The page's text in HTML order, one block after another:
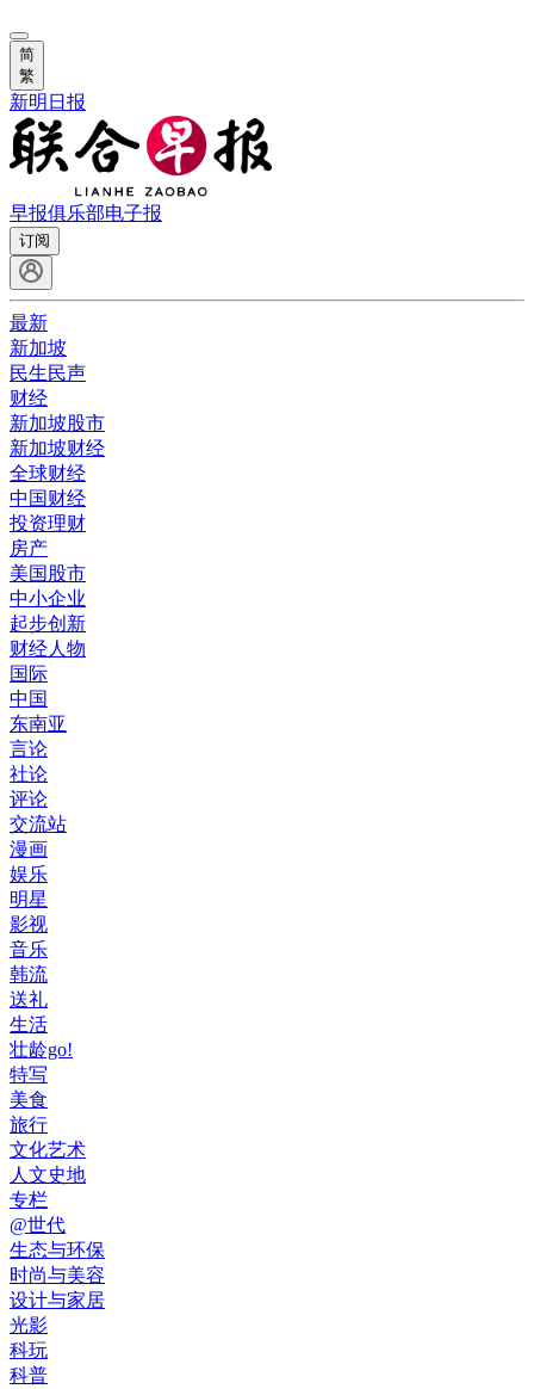
简
繁
新明日报
早报俱乐部电子报
订阅
最新
新加坡
民生民声
财经
新加坡股市
新加坡财经
全球财经
中国财经
投资理财
房产
美国股市
中小企业
起步创新
财经人物
国际
中国
东南亚
言论
社论
评论
交流站
漫画
娱乐
明星
影视
音乐
韩流
送礼
生活
壮龄go!
特写
美食
旅行
文化艺术
人文史地
专栏
@世代
生态与环保
时尚与美容
设计与家居
光影
科玩
科普